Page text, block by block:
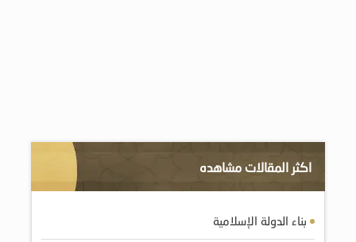
اكثر المقالات مشاهده
بناء الدولة الإسلامية